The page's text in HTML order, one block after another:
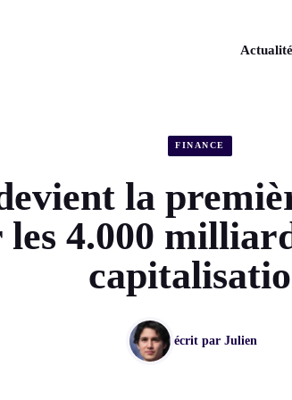
FINANCE
la
4.000
écrit par Julien